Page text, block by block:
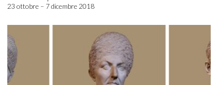
23 ottobre – 7 dicembre 2018